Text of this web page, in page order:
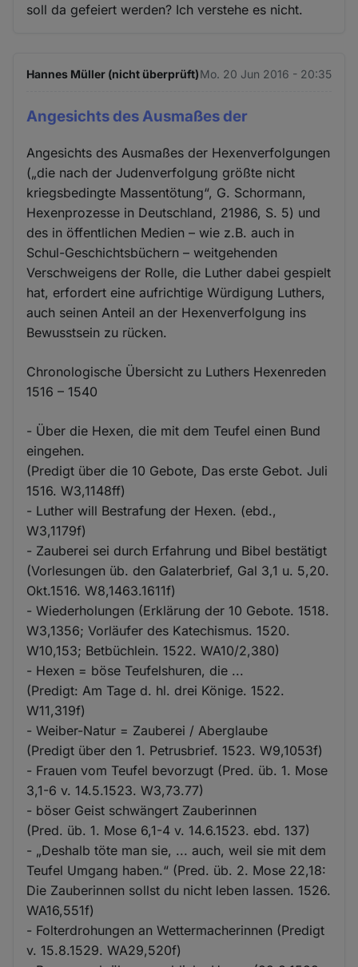
soll da gefeiert werden? Ich verstehe es nicht.
Hannes Müller (nicht überprüft)Mo. 20 Jun 2016 - 20:35
Angesichts des Ausmaßes der
Angesichts des Ausmaßes der Hexenverfolgungen
(„die nach der Judenverfolgung größte nicht
kriegsbedingte Massentötung“, G. Schormann,
Hexenprozesse in Deutschland, 21986, S. 5) und
des in öffentlichen Medien – wie z.B. auch in
Schul-Geschichtsbüchern – weitgehenden
Verschweigens der Rolle, die Luther dabei gespielt
hat, erfordert eine aufrichtige Würdigung Luthers,
auch seinen Anteil an der Hexenverfolgung ins
Bewusstsein zu rücken.
Chronologische Übersicht zu Luthers Hexenreden
1516 – 1540
- Über die Hexen, die mit dem Teufel einen Bund
eingehen.
(Predigt über die 10 Gebote, Das erste Gebot. Juli
1516. W3,1148ff)
- Luther will Bestrafung der Hexen. (ebd.,
W3,1179f)
- Zauberei sei durch Erfahrung und Bibel bestätigt
(Vorlesungen üb. den Galaterbrief, Gal 3,1 u. 5,20.
Okt.1516. W8,1463.1611f)
- Wiederholungen (Erklärung der 10 Gebote. 1518.
W3,1356; Vorläufer des Katechismus. 1520.
W10,153; Betbüchlein. 1522. WA10/2,380)
- Hexen = böse Teufelshuren, die ...
(Predigt: Am Tage d. hl. drei Könige. 1522.
W11,319f)
- Weiber-Natur = Zauberei / Aberglaube
(Predigt über den 1. Petrusbrief. 1523. W9,1053f)
- Frauen vom Teufel bevorzugt (Pred. üb. 1. Mose
3,1-6 v. 14.5.1523. W3,73.77)
- böser Geist schwängert Zauberinnen
(Pred. üb. 1. Mose 6,1-4 v. 14.6.1523. ebd. 137)
- „Deshalb töte man sie, ... auch, weil sie mit dem
Teufel Umgang haben.“ (Pred. üb. 2. Mose 22,18:
Die Zauberinnen sollst du nicht leben lassen. 1526.
WA16,551f)
- Folterdrohungen an Wettermacherinnen (Predigt
v. 15.8.1529. WA29,520f)